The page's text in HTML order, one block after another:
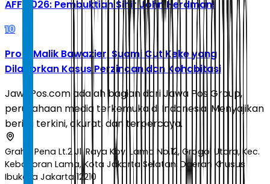
AFF 2026: Pembuktian Sihir John Herdman!
10
Profil Malik Bawazier, Suami Cut Keke yang
Dilaporkan Kasus Perzinaan dan Kohabitasi
JawaPos.com adalah bagian dari Jawa Pos Group,
perusahaan media terkemuka di Indonesia. Menyajikan
berita terkini, akurat, dan terpercaya.
Graha Pena Lt.2 Jl. Raya Kby. Lama No.12, Grogol Utara, Kec.
Kebayoran Lama, Kota Jakarta Selatan, Daerah Khusus
Ibukota Jakarta 12210